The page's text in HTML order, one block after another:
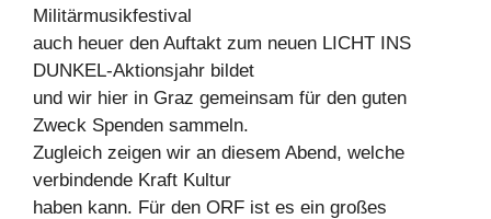
Militärmusikfestival
auch heuer den Auftakt zum neuen LICHT INS
DUNKEL-Aktionsjahr bildet
und wir hier in Graz gemeinsam für den guten
Zweck Spenden sammeln.
Zugleich zeigen wir an diesem Abend, welche
verbindende Kraft Kultur
haben kann. Für den ORF ist es ein großes